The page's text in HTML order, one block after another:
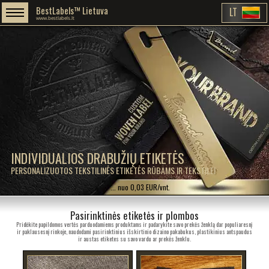
INDIVIDUALIOS DRABUŽIŲ ETIKETĖS
PERSONALIZUOTOS TEKSTILINĖS ETIKETĖS RŪBAMS IR TEKSTILEI
BestLabels™ Lietuva
www.bestlabels.lt LT
... nuo 0,03 EUR/vnt.
Pasirinktinės etiketės ir plombos
Pridėkite papildomos vertės parduodamiems produktams ir padarykite savo prekės ženklą dar populiaresnį
ir paklausesnį rinkoje, naudodami pasirinktinius išskirtinio dizaino pakabukus, plastikinius antspaudus
ir austas etiketes su savo vardu ar prekės ženklu.